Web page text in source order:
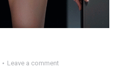
Leave a comment